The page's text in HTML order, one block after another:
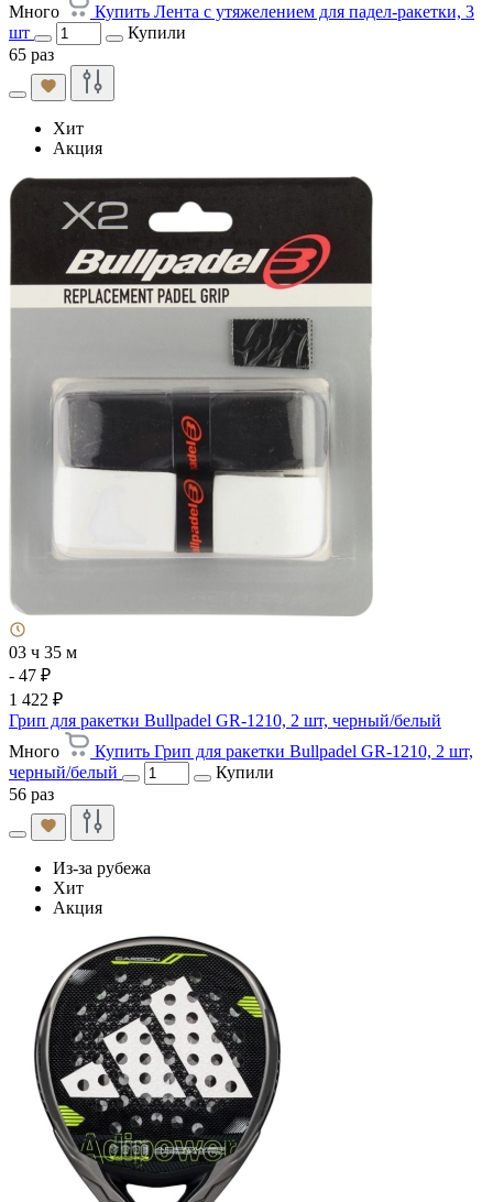
Много
Купить Лента с утяжелением для падел-ракетки, 3
шт
Купили
65 раз
Хит
Акция
03 ч 35 м
- 47 ₽
1 422 ₽
Грип для ракетки Bullpadel GR-1210, 2 шт, черный/белый
Много
Купить Грип для ракетки Bullpadel GR-1210, 2 шт,
черный/белый
Купили
56 раз
Из-за рубежа
Хит
Акция